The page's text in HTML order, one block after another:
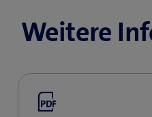
Weitere